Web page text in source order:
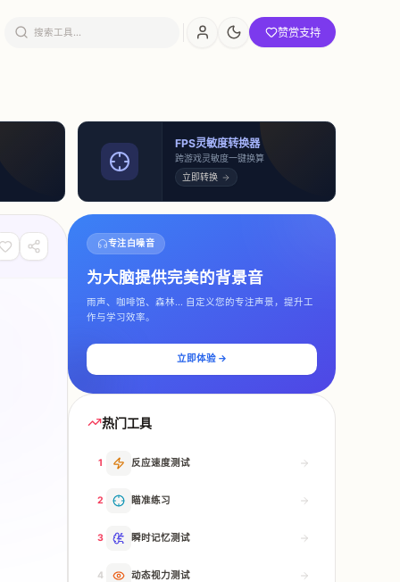
赞赏支持
FPS灵敏度转换器
跨游戏灵敏度一键换算
立即转换
专注白噪音
为大脑提供完美的背景音
雨声、咖啡馆、森林... 自定义您的专注声景，提升工
作与学习效率。
立即体验 →
热门工具
1 反应速度测试
2 瞄准练习
3 瞬时记忆测试
4 动态视力测试